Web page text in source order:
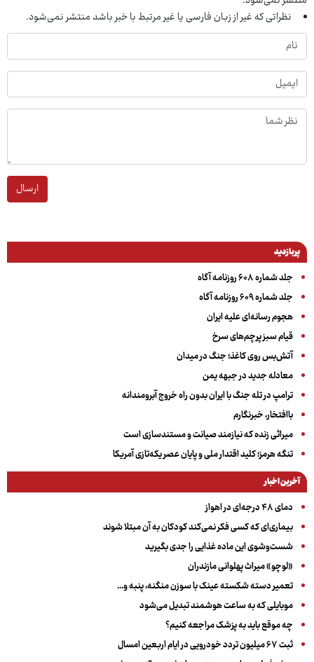
نظراتی که غیر از زبان فارسی یا غیر مرتبط با خبر باشد منتشر نمی‌شود.
ارسال
پربازدید
جلد شماره ۶۰۸ روزنامه آگاه
جلد شماره ۶۰۹ روزنامه آگاه
هجوم رسانه‌ای علیه ایران
قیام سبز پرچم‌های سرخ
آتش‌بس روی کاغذ؛ جنگ در میدان
معادله جدید در جبهه یمن
ترامپ در تله جنگ با ایران بدون راه خروج آبرومندانه
باافتخار، خبرنگارم
میراثی زنده که نیازمند صیانت و مستندسازی است
تنگه هرمز؛ کلید اقتدار ملی و پایان عصر یکه‌تازی آمریکا
آخرین اخبار
دمای ۴۸ درجه‌ای در اهواز
بیماری‌ای که کسی فکر نمی‌کند کودکان به آن مبتلا شوند
شست‌وشوی این ماده غذایی را جدی بگیرید
«لوچو» میراث پهلوانی مازندران
تعمیر دسته شکسته عینک با سوزن منگنه، پنبه و...
موبایلی که به ساعت هوشمند تبدیل می‌شود
چه موقع باید به پزشک مراجعه کنیم؟
ثبت ۶۷ میلیون تردد خودرویی در ایام اربعین امسال